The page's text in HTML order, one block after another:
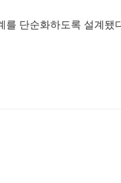
단순화하도록 설계됐